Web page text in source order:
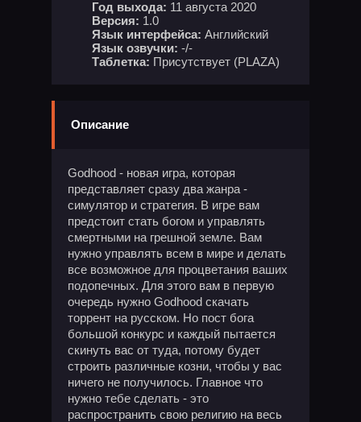
Год выхода: 11 августа 2020
Версия: 1.0
Язык интерфейса: Английский
Язык озвучки: -/-
Таблетка: Присутствует (PLAZA)
Описание
Godhood - новая игра, которая
представляет сразу два жанра -
симулятор и стратегия. В игре вам
предстоит стать богом и управлять
смертными на грешной земле. Вам
нужно управлять всем в мире и делать
все возможное для процветания ваших
подопечных. Для этого вам в первую
очередь нужно Godhood скачать
торрент на русском. Но пост бога
большой конкурс и каждый пытается
скинуть вас от туда, потому будет
строить различные козни, чтобы у вас
ничего не получилось. Главное что
нужно тебе сделать - это
распространить свою религию на весь